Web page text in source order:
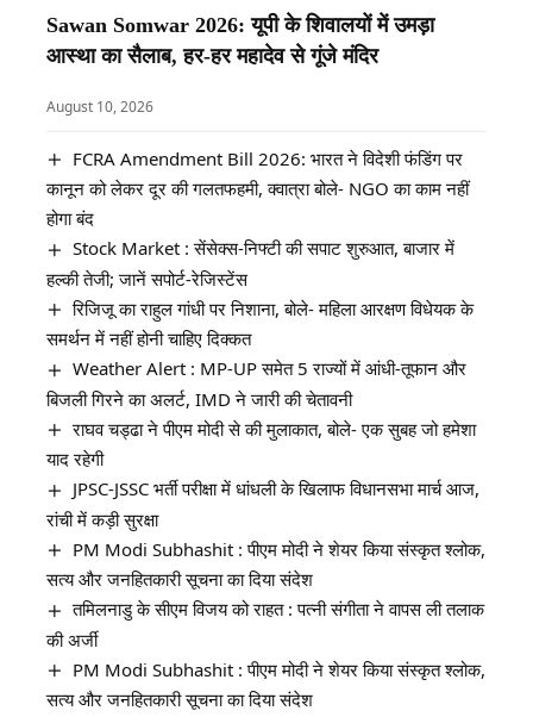
Sawan Somwar 2026: यूपी के शिवालयों में उमड़ा
आस्था का सैलाब, हर-हर महादेव से गूंजे मंदिर
August 10, 2026
FCRA Amendment Bill 2026: भारत ने विदेशी फंडिंग पर
कानून को लेकर दूर की गलतफहमी, क्वात्रा बोले- NGO का काम नहीं
होगा बंद
Stock Market : सेंसेक्स-निफ्टी की सपाट शुरुआत, बाजार में
हल्की तेजी; जानें सपोर्ट-रेजिस्टेंस
रिजिजू का राहुल गांधी पर निशाना, बोले- महिला आरक्षण विधेयक के
समर्थन में नहीं होनी चाहिए दिक्कत
Weather Alert : MP-UP समेत 5 राज्यों में आंधी-तूफान और
बिजली गिरने का अलर्ट, IMD ने जारी की चेतावनी
राघव चड्ढा ने पीएम मोदी से की मुलाकात, बोले- एक सुबह जो हमेशा
याद रहेगी
JPSC-JSSC भर्ती परीक्षा में धांधली के खिलाफ विधानसभा मार्च आज,
रांची में कड़ी सुरक्षा
PM Modi Subhashit : पीएम मोदी ने शेयर किया संस्कृत श्लोक,
सत्य और जनहितकारी सूचना का दिया संदेश
तमिलनाडु के सीएम विजय को राहत : पत्नी संगीता ने वापस ली तलाक
की अर्जी
PM Modi Subhashit : पीएम मोदी ने शेयर किया संस्कृत श्लोक,
सत्य और जनहितकारी सूचना का दिया संदेश